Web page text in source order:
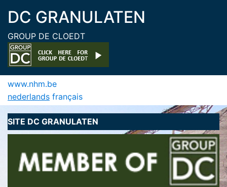
DC GRANULATEN
GROUP DE CLOEDT
www.nhm.be
nederlands français
SITE DC GRANULATEN